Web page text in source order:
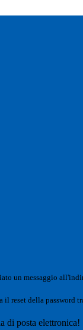
un messaggio
il reset della password
di posta elettronica!